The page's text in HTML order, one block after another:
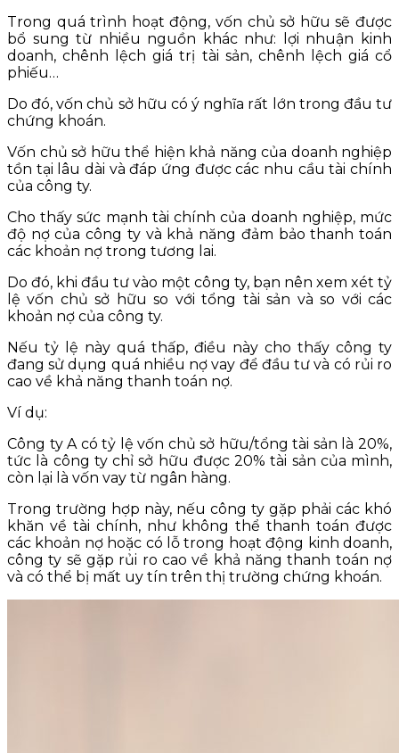
Trong quá trình hoạt động, vốn chủ sở hữu sẽ được
bổ sung từ nhiều nguồn khác như: lợi nhuận kinh
doanh, chênh lệch giá trị tài sản, chênh lệch giá cổ
phiếu…
Do đó, vốn chủ sở hữu có ý nghĩa rất lớn trong đầu tư
chứng khoán.
Vốn chủ sở hữu thể hiện khả năng của doanh nghiệp
tồn tại lâu dài và đáp ứng được các nhu cầu tài chính
của công ty.
Cho thấy sức mạnh tài chính của doanh nghiệp, mức
độ nợ của công ty và khả năng đảm bảo thanh toán
các khoản nợ trong tương lai.
Do đó, khi đầu tư vào một công ty, bạn nên xem xét tỷ
lệ vốn chủ sở hữu so với tổng tài sản và so với các
khoản nợ của công ty.
Nếu tỷ lệ này quá thấp, điều này cho thấy công ty
đang sử dụng quá nhiều nợ vay để đầu tư và có rủi ro
cao về khả năng thanh toán nợ.
Ví dụ:
Công ty A có tỷ lệ vốn chủ sở hữu/tổng tài sản là 20%,
tức là công ty chỉ sở hữu được 20% tài sản của mình,
còn lại là vốn vay từ ngân hàng.
Trong trường hợp này, nếu công ty gặp phải các khó
khăn về tài chính, như không thể thanh toán được
các khoản nợ hoặc có lỗ trong hoạt động kinh doanh,
công ty sẽ gặp rủi ro cao về khả năng thanh toán nợ
và có thể bị mất uy tín trên thị trường chứng khoán.